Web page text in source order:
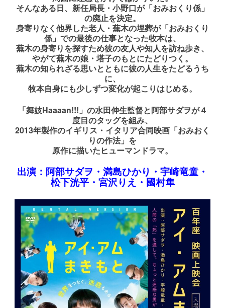
そんなある日、新任局長・小野口が「おみおくり係」
の廃止を決定。
身寄りなく他界した老人・蕪木の埋葬が「おみおくり
係」での最後の仕事となった牧本は、
蕪木の身寄りを探すため彼の友人や知人を訪ね歩き、
やがて蕪木の娘・塔子のもとにたどりつく。
蕪木の知られざる思いとともに彼の人生をたどるうち
に、
牧本自身にも少しずつ変化が起こりはじめる。
「舞妓Haaaan!!!」の水田伸生監督と阿部サダヲが４
度目のタッグを組み、
2013年製作のイギリス・イタリア合同映画「おみおく
りの作法」を
原作に描いたヒューマンドラマ。
出演：阿部サダヲ・満島ひかり・宇崎竜童・
松下洸平・宮沢りえ・國村隼